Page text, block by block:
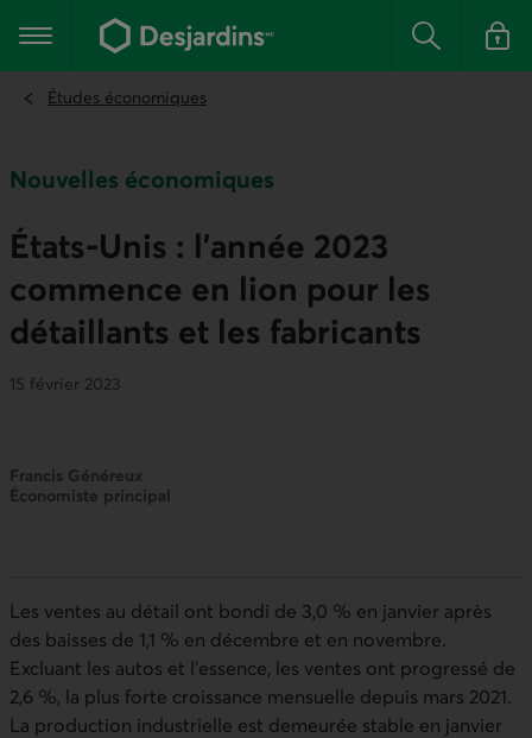
contenu
Menu principal Rechercher
Se
Études économiques
Nouvelles économiques
États-Unis : l’année 2023
commence en lion pour les
détaillants et les fabricants
15 février 2023
Francis Généreux
Économiste principal
Les ventes au détail ont bondi de 3,0 % en janvier après
des baisses de 1,1 % en décembre et en novembre.
Excluant les autos et l’essence, les ventes ont progressé de
2,6 %, la plus forte croissance mensuelle depuis mars 2021.
La production industrielle est demeurée stable en janvier